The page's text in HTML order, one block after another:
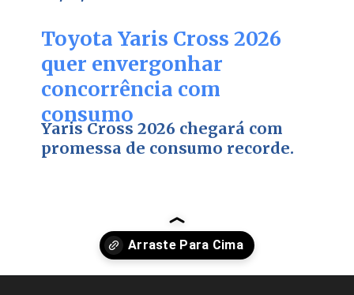
Toyota Yaris Cross 2026
quer envergonhar
concorrência com
consumo
Yaris Cross 2026 chegará com
promessa de consumo recorde.